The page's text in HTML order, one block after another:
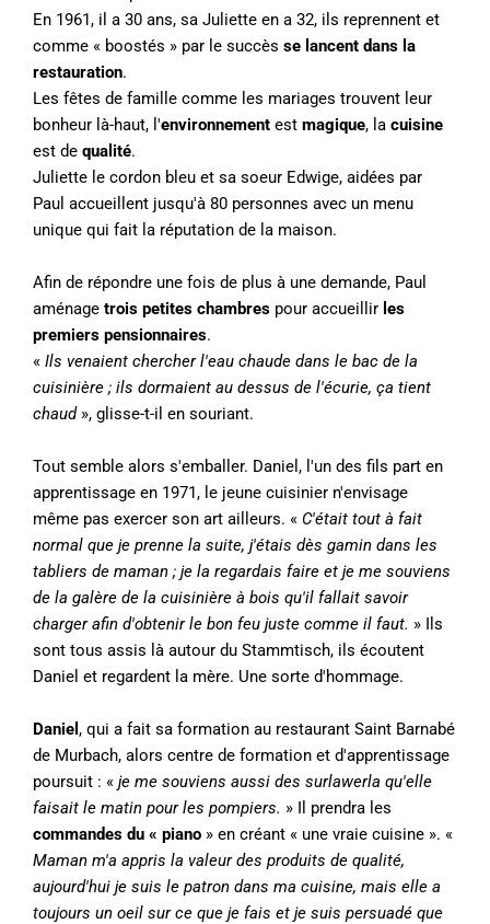
En 1961, il a 30 ans, sa Juliette en a 32, ils reprennent et
comme « boostés » par le succès se lancent dans la
restauration.
Les fêtes de famille comme les mariages trouvent leur
bonheur là-haut, l'environnement est magique, la cuisine
est de qualité.
Juliette le cordon bleu et sa soeur Edwige, aidées par
Paul accueillent jusqu'à 80 personnes avec un menu
unique qui fait la réputation de la maison.
Afin de répondre une fois de plus à une demande, Paul
aménage trois petites chambres pour accueillir les
premiers pensionnaires.
« Ils venaient chercher l'eau chaude dans le bac de la
cuisinière ; ils dormaient au dessus de l'écurie, ça tient
chaud », glisse-t-il en souriant.
Tout semble alors s'emballer. Daniel, l'un des fils part en
apprentissage en 1971, le jeune cuisinier n'envisage
même pas exercer son art ailleurs. « C'était tout à fait
normal que je prenne la suite, j'étais dès gamin dans les
tabliers de maman ; je la regardais faire et je me souviens
de la galère de la cuisinière à bois qu'il fallait savoir
charger afin d'obtenir le bon feu juste comme il faut. » Ils
sont tous assis là autour du Stammtisch, ils écoutent
Daniel et regardent la mère. Une sorte d'hommage.
Daniel , qui a fait sa formation au restaurant Saint Barnabé
de Murbach, alors centre de formation et d'apprentissage
poursuit : « je me souviens aussi des surlawerla qu'elle
faisait le matin pour les pompiers. » Il prendra les
commandes du « piano » en créant « une vraie cuisine ». «
Maman m'a appris la valeur des produits de qualité,
aujourd'hui je suis le patron dans ma cuisine, mais elle a
toujours un oeil sur ce que je fais et je suis persuadé que